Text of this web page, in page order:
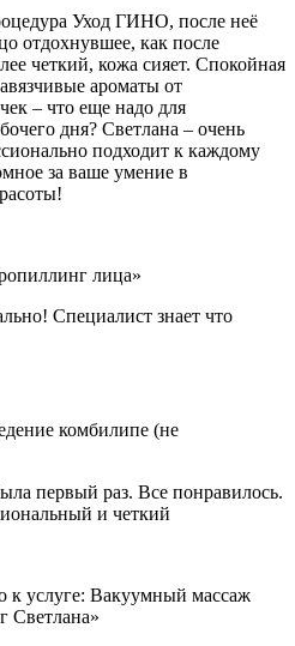
Уход ГИНО, после неё
отдохнувшее, как после
четкий, кожа сияет. Спокойная
ароматы от
– что еще надо для
дня? Светлана – очень
подходит к каждому
за ваше умение в
лица»
Специалист знает что
комбилипе (не
первый раз. Все понравилось.
и четкий
к услуге: Вакуумный массаж
Светлана»